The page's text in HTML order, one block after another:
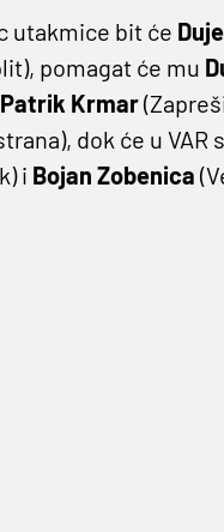
utakmice bit će Duje
pomagat će mu
Patrik Krmar
dok će u VAR
i Bojan Zobenica